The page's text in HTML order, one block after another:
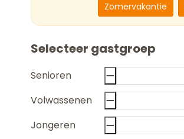
Zomervakantie
Selecteer gastgroep
Senioren
Volwassenen
Jongeren